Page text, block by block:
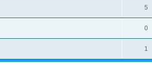
5
0
1